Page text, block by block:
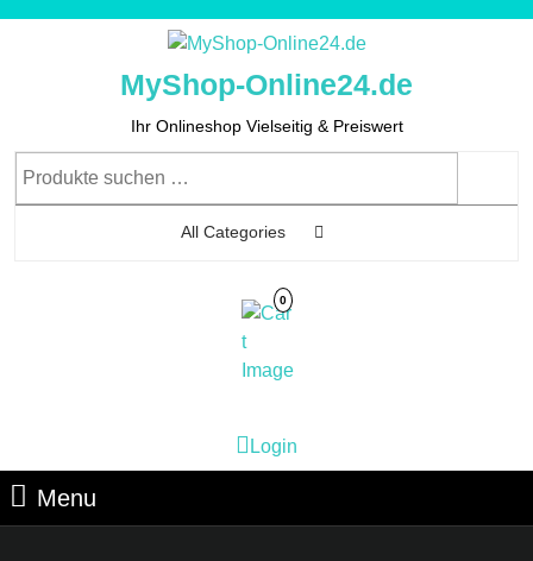
MyShop-Online24.de
Ihr Onlineshop Vielseitig & Preiswert
All Categories
0
Login
Menu